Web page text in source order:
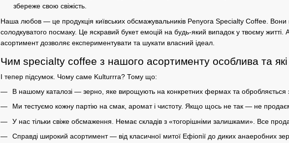
збереже свою свіжість.
Наша любов — це продукція київських обсмажувальників Penyora Specialty Coffee .
солодкуватого посмаку. Це яскравий букет емоцій на будь-який випадок у твоєму
асортиментдозволяє експериментувати та шукати власний ідеал.
Чим specialty coffee з нашого асортименту особлива та
І тепер підсумок. Чому саме Kulturrra? Тому що:
В нашому каталозі — зерно, яке вирощують на конкретних фермах та обробляється
Ми тестуємо кожну партію на смак, аромат і чистоту. Якщо щось не так — не
У нас тільки свіже обсмаження. Немає складів з «тогорішніми залишками». Все
Справді широкий асортимент — від класичної митої Ефіопії до диких анаеробних